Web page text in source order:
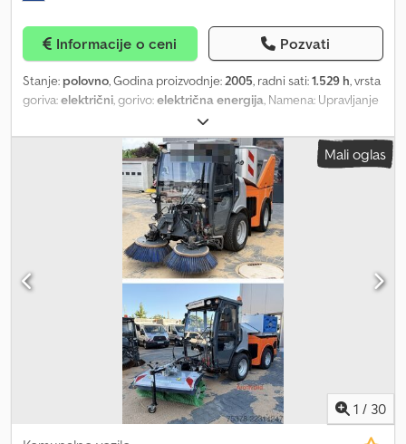
Informacije o ceni Pozvati
Stanje: polovno, Godina proizvodnje:2005, radni sati:1.529 h, vrsta
goriva:električni, gorivo:električna energija, Namena: Upravljanje
terenom Pogon: Točkovi Upravljanje: Blokada volana Dksdpfx
Asxznk Roamer Za više informacija kontaktirajte J.A.J. Jansena.
Mali oglas
1 / 30